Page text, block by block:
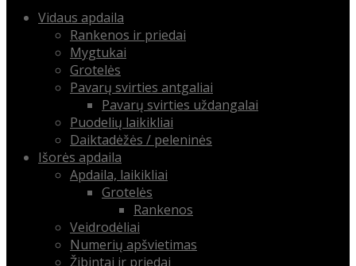
Skip Vidaus apdaila
Rankenos ir priedai
Mygtukai
Grotelės
Pavarų svirties antgaliai
Pavarų svirties uždangalai
Puodelių laikikliai
Daiktadėžės / peleninės
Išorės apdaila
Apdaila, laikikliai
Grotelės
Rankenos
Veidrodėliai
Numerių apšvietimas
Žibintai ir priedai